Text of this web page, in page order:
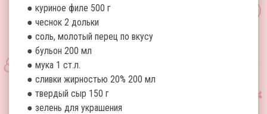
● куриное филе 500 г
● чеснок 2 дольки
● соль, молотый перец по вкусу
● бульон 200 мл
● мука 1 ст.л.
● сливки жирностью 20% 200 мл
● твердый сыр 150 г
● зелень для украшения